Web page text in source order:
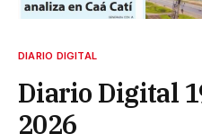
DIARIO DIGITAL
Diario Digital
2026